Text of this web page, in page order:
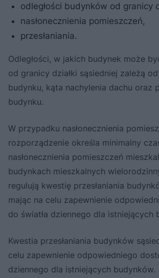
odległości budynków od granicy
nasłonecznienia pomieszczeń,
przesłaniania.
Odległości, w jakich budynek może
od granicy działki sąsiedniej zależą
budynku, kąta nachylenia dachu oraz
budynku.
W przypadku nasłonecznienia
rozporządzenie określa minimalny
nasłonecznienia pomieszczeń
budynkach mieszkalnych
regulują kwestię przesłaniania
mając na celu zapewnienie
do światła dziennego dla istniejących
Kwestia przesłaniania budynków
celu zapewnienie odpowiedniego
dziennego dla istniejących budynków.